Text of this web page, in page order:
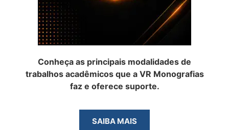
Conheça as principais modalidades de
trabalhos acadêmicos que a VR Monografias
faz e oferece suporte.
SAIBA MAIS